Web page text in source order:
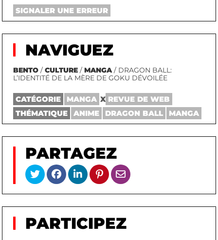
SIGNALER UNE ERREUR
NAVIGUEZ
BENTO /CULTURE /MANGA/ DRAGON BALL:
L’IDENTITÉ DE LA MÈRE DE GOKU DÉVOILÉE
CATÉGORIE MANGA X REVUE DE WEB
THÉMATIQUE
ANIME DRAGON BALL MANGA
PARTAGEZ
PARTICIPEZ